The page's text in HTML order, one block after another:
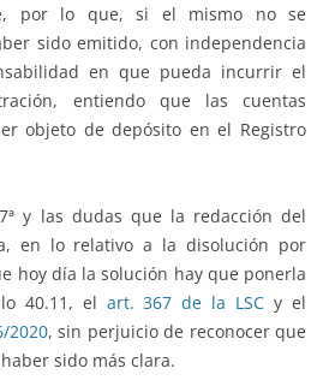
por lo que, si el mismo no se
sido emitido, con independencia
en que pueda incurrir el
entiendo que las cuentas
objeto de depósito en el Registro
y las dudas que la redacción del
en lo relativo a la disolución por
hoy día la solución hay que ponerla
40.11, el art. 367 de la LSC y el
2020, sin perjuicio de reconocer que
sido más clara.